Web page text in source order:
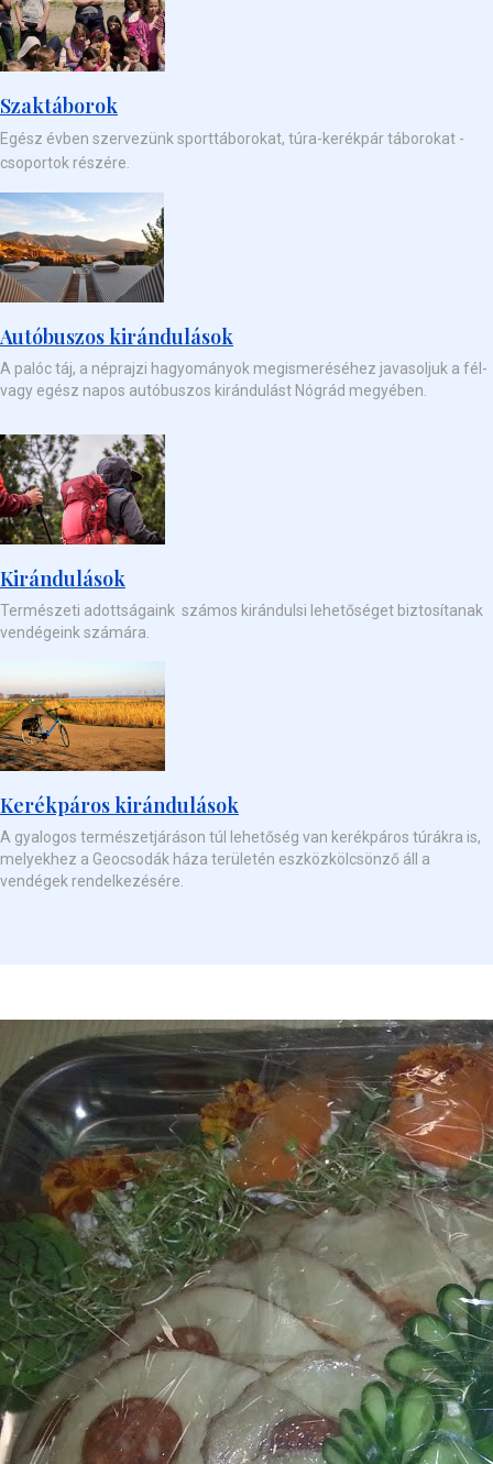
Szaktáborok
Egész évben szervezünk sporttáborokat, túra-kerékpár táborokat -
csoportok részére.
Autóbuszos kirándulások
A palóc táj, a néprajzi hagyományok megismeréséhez javasoljuk a fél-
vagy egész napos autóbuszos kirándulást Nógrád megyében.
Kirándulások
Természeti adottságaink számos kirándulsi lehetőséget biztosítanak
vendégeink számára.
Kerékpáros kirándulások
A gyalogos természetjáráson túl lehetőség van kerékpáros túrákra is,
melyekhez a Geocsodák háza területén eszközkölcsönző áll a
vendégek rendelkezésére.